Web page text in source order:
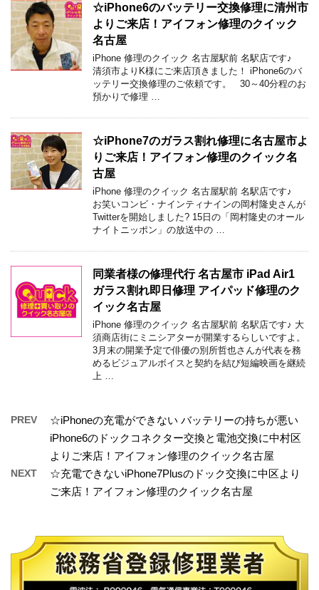
☆iPhone6のバッテリー交換修理に清州市
よりご来店！アイフォン修理のクイック
名古屋
iPhone 修理のクイック 名古屋駅前 名駅店です♪
清須市よりK様にご来店頂きました！ iPhone6のバ
ッテリー交換修理のご依頼です。 30～40分程のお
預かりで修理 …
☆iPhone7のガラス割れ修理に名古屋市よ
りご来店！アイフォン修理のクイック名
古屋
iPhone 修理のクイック 名古屋駅前 名駅店です♪
お笑いコンビ・ナインティナインの岡村隆史さんが
Twitterを開始しました? 15日の「岡村隆史のオール
ナイトニッポン」の放送中の …
同業者様の修理代行 名古屋市 iPad Air1
ガラス割れ即日修理 アイパッド修理のク
イック名古屋
iPhone 修理のクイック 名古屋駅前 名駅店です♪ 大
須商店街にミニシアターが開業するらしいですよ。
3月末の開業予定で俳優の別所哲也さんが代表を務
めるビジュアルボイスと契約を結び短編映画を継続
上 …
PREV
☆iPhoneの充電ができない バッテリーの持ちが悪い
iPhone6のドックコネクター交換と電池交換に中村区
よりご来店！アイフォン修理のクイック名古屋
NEXT
☆充電できないiPhone7Plusのドック交換に中区より
ご来店！アイフォン修理のクイック名古屋